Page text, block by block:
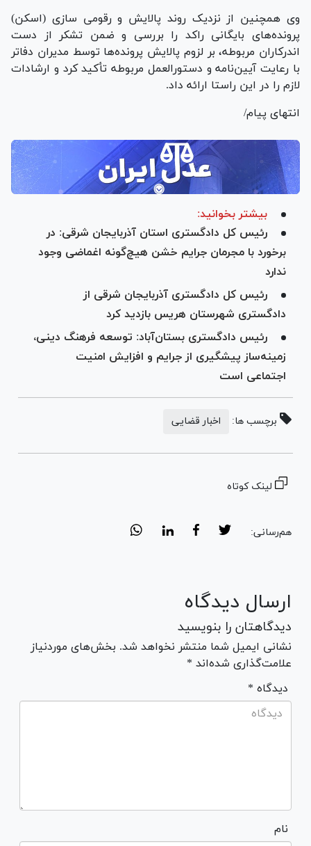
وی همچنین از نزدیک روند پالایش و رقومی سازی (اسکن)
پرونده‌های بایگانی راکد را بررسی و ضمن تشکر از دست
اندرکاران مربوطه، بر لزوم پالایش پرونده‌ها توسط مدیران دفاتر
با رعایت آیین‌نامه و دستورالعمل مربوطه تأکید کرد و ارشادات
لازم را در این راستا ارائه داد.
انتهای پیام/
بیشتر بخوانید:
رئیس کل دادگستری استان آذربایجان شرقی: در
برخورد با مجرمان جرایم خشن هیچ‌گونه اغماضی وجود
ندارد
رئیس کل دادگستری آذربایجان شرقی از
دادگستری شهرستان هریس بازدید کرد
رئیس دادگستری بستان‌آباد: توسعه فرهنگ دینی،
زمینه‌ساز پیشگیری از جرایم و افزایش امنیت
اجتماعی است
برچسب ها: اخبار قضایی
لینک کوتاه
هم‌رسانی:
ارسال دیدگاه
دیدگاهتان را بنویسید
نشانی ایمیل شما منتشر نخواهد شد. بخش‌های موردنیاز
علامت‌گذاری شده‌اند *
* دیدگاه
نام